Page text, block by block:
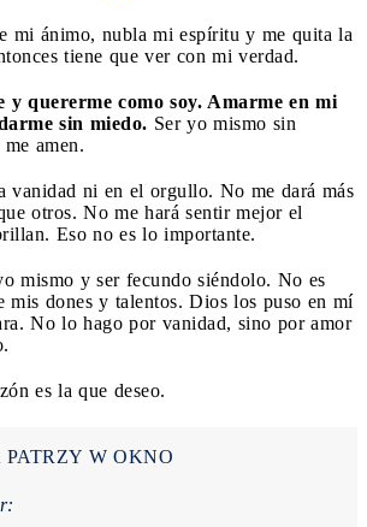
mi ánimo, nubla mi espíritu y me quita la
tiene que ver con mi verdad.
y quererme como soy. Amarme en mi
sin miedo. Ser yo mismo sin
amen.
vanidad ni en el orgullo. No me dará más
otros. No me hará sentir mejor el
Eso no es lo importante.
mismo y ser fecundo siéndolo. No es
mis dones y talentos. Dios los puso en mí
No lo hago por vanidad, sino por amor
es la que deseo.